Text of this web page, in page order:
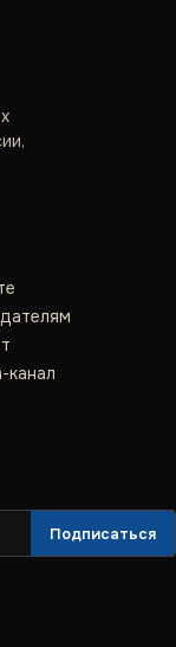
канал
Подписаться